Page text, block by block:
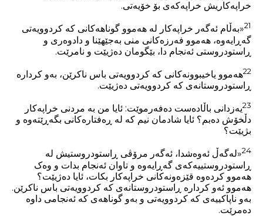
خراپەکاریش خراپەکەی بۆ خۆیەتی.
21«بەڵام ئەگەر خراپەکار لە هەموو گوناهەکانی کە کردوویەتی
گەڕایەوە، هەموو فەرزەکانی منی بەجێهێنا و دادوەری و
ڕاستودروستی ئەنجام دا، بێگومان دەژیێت و نامرێت.
22هەموو یاخیبوونەکانی کە کردوویەتی باس ناکرێن، بەو کردارە
ڕاستودروستانەی کە کردوویەتی دەژیێت.
23یەزدانی باڵادەست دەفەرموێت: ئایا من بە مردنی خراپەکار
دڵخۆش دەبم؟ ئایا شادمان نیم کە لە ڕەفتارەکانی بگەڕێتەوە و
بژیێت؟
24«لەگەڵ ئەوەشدا، ئەگەر مرۆڤی ڕاستودروستیش لە
ڕاستودروستییەکەی گەڕایەوە و تاوان ئەنجام بدات و وەک
هەموو کردەوە قێزەونەکانی خراپەکار بکات، ئایا دەژیێت؟
هەموو ئەو کردارە ڕاستودروستانەی کە کردوویەتی باس ناکرێن.
بەو ناپاکییەی کە کردوویەتی و بەو گوناهەی کە ئەنجامی داوە
دەمرێت.